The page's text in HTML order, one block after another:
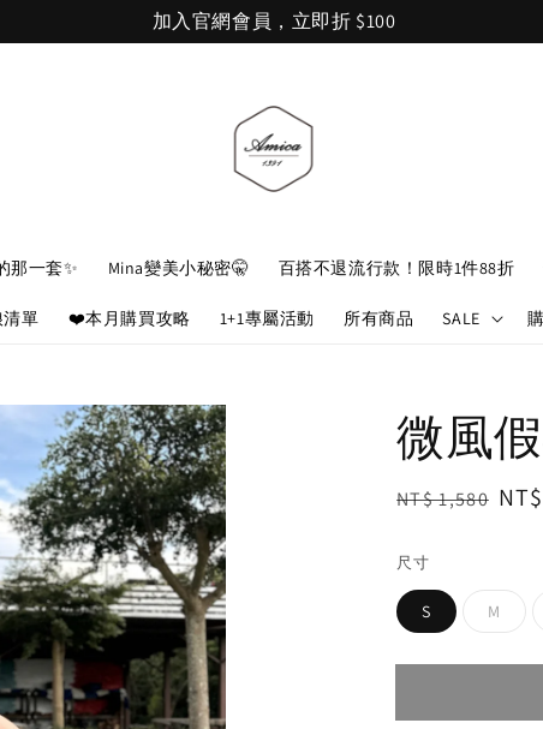
加入官網會員，立即折 $100
那一套✨ Mina變美小秘密🤫 百搭不退流行款！限時1件88折
清單 ❤️本月購買攻略 1+1專屬活動 所有商品 SALE
微風
Regular
NT$ 1,580 Sale
尺寸
S M